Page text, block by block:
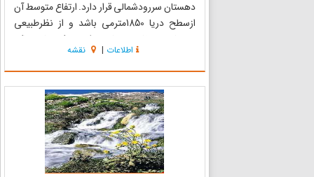
دهستان سررودشمالی قرار دارد. ارتفاع متوسط آن
ازسطح دریا 1850مترمی باشد و از نظرطبیعی
نیزمیان رودخانه مهریان درشرق و کوههای دناکه
درشمال آن قرار دارد محصورشده است . در واقع
روستای مهریان یک دشت پای ...
اطلاعات | نقشه